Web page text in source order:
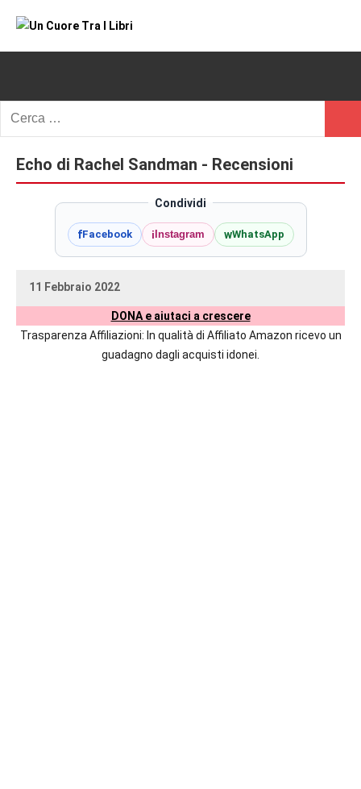
Un
Tra
I
Libri
romance
e
non
solo.
Recensioni,
anteprime,
prossime
maggiori
Echo di Rachel Sandman - Recensioni
Condividi
fFacebook i Instagram wWhatsApp
11 Febbraio 2022
DONA e aiutaci a crescere
Trasparenza Affiliazioni: In qualità di Affiliato Amazon ricevo un
guadagno dagli acquisti idonei.